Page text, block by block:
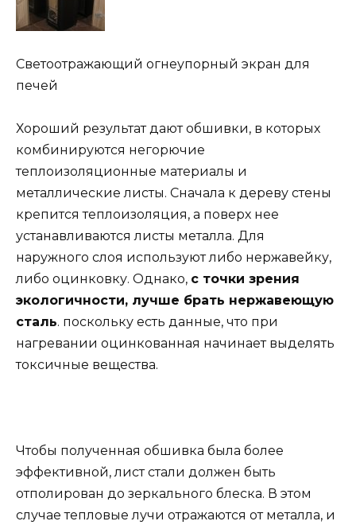
Светоотражающий огнеупорный экран для
печей
Хороший результат дают обшивки, в которых
комбинируются негорючие
теплоизоляционные материалы и
металлические листы. Сначала к дереву стены
крепится теплоизоляция, а поверх нее
устанавливаются листы металла. Для
наружного слоя используют либо нержавейку,
либо оцинковку. Однако, с точки зрения
экологичности, лучше брать нержавеющую
сталь. поскольку есть данные, что при
нагревании оцинкованная начинает выделять
токсичные вещества.
Чтобы полученная обшивка была более
эффективной, лист стали должен быть
отполирован до зеркального блеска. В этом
случае тепловые лучи отражаются от металла, и